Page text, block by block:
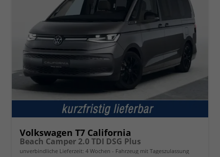
Volkswagen T7 California
Beach Camper 2.0 TDI DSG Plus
unverbindliche Lieferzeit: 4 Wochen Fahrzeug mit Tageszulassung